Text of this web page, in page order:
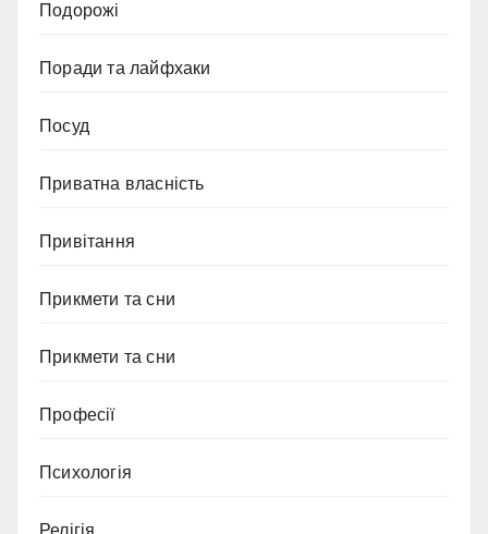
Подорожі
Поради та лайфхаки
Посуд
Приватна власність
Привітання
Прикмети та сни
Прикмети та сни
Професії
Психологія